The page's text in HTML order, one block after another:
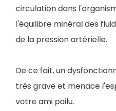
circulation dans
l'équilibre minéral des
de la pression artérielle.
De ce fait, un
très grave et menace
votre ami poilu.